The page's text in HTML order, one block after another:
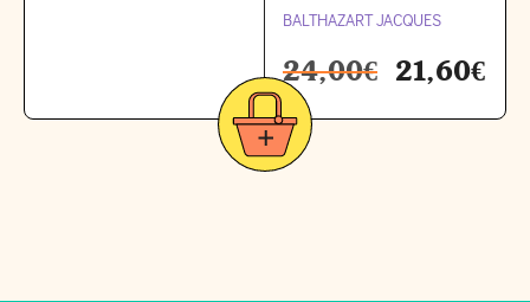
BALTHAZART JACQUES
24,00€ 21,60€